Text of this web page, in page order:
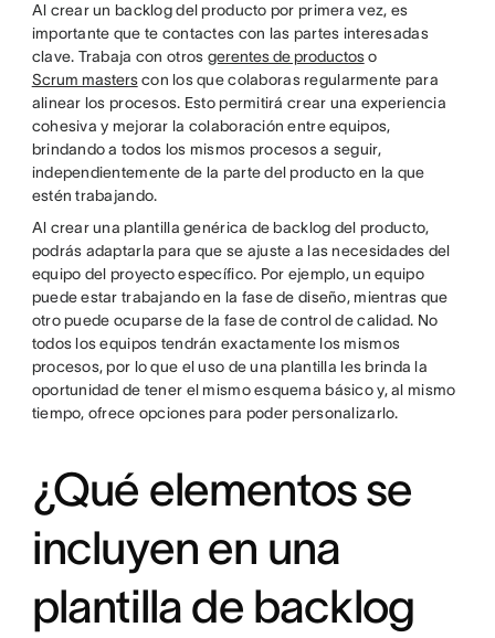
Al crear un backlog del producto por primera vez, es
importante que te contactes con las partes interesadas
clave. Trabaja con otros gerentes de productoso
Scrum masterscon los que colaboras regularmente para
alinear los procesos. Esto permitirá crear una experiencia
cohesiva y mejorar la colaboración entre equipos,
brindando a todos los mismos procesos a seguir,
independientemente de la parte del producto en la que
estén trabajando.
Al crear una plantilla genérica de backlog del producto,
podrás adaptarla para que se ajuste a las necesidades del
equipo del proyecto específico. Por ejemplo, un equipo
puede estar trabajando en la fase de diseño, mientras que
otro puede ocuparse de la fase de control de calidad. No
todos los equipos tendrán exactamente los mismos
procesos, por lo que el uso de una plantilla les brinda la
oportunidad de tener el mismo esquema básico y, al mismo
tiempo, ofrece opciones para poder personalizarlo.
¿Qué elementos se
incluyen en una
plantilla de backlog